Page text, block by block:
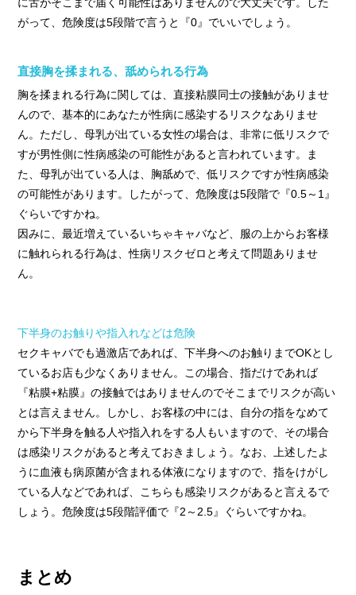
に舌がそこまで届く可能性はありませんので大丈夫です。した
がって、危険度は5段階で言うと『0』でいいでしょう。
直接胸を揉まれる、舐められる行為
胸を揉まれる行為に関しては、直接粘膜同士の接触がありませ
んので、基本的にあなたが性病に感染するリスクなありませ
ん。ただし、母乳が出ている女性の場合は、非常に低リスクで
すが男性側に性病感染の可能性があると言われています。ま
た、母乳が出ている人は、胸舐めで、低リスクですが性病感染
の可能性があります。したがって、危険度は5段階で『0.5～1』
ぐらいですかね。
因みに、最近増えているいちゃキャバなど、服の上からお客様
に触れられる行為は、性病リスクゼロと考えて問題ありませ
ん。
下半身のお触りや指入れなどは危険
セクキャバでも過激店であれば、下半身へのお触りまでOKとし
ているお店も少なくありません。この場合、指だけであれば
『粘膜+粘膜』の接触ではありませんのでそこまでリスクが高い
とは言えません。しかし、お客様の中には、自分の指をなめて
から下半身を触る人や指入れをする人もいますので、その場合
は感染リスクがあると考えておきましょう。なお、上述したよ
うに血液も病原菌が含まれる体液になりますので、指をけがし
ている人などであれば、こちらも感染リスクがあると言えるで
しょう。危険度は5段階評価で『2～2.5』ぐらいですかね。
まとめ